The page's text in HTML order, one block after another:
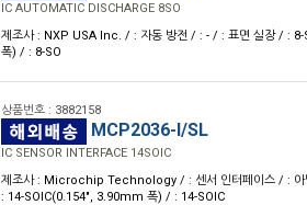
IC AUTOMATIC DISCHARGE 8SO
제조사 : NXP USA Inc. / : 자동 방전 / : - / : 표면 실장 / :
폭) / : 8-SO
상품번호 : 3882158
MCP2036-I/SL
IC SENSOR INTERFACE 14SOIC
제조사 : Microchip Technology / : 센서 인터페이스 / : 아
: 14-SOIC(0.154", 3.90mm 폭) / : 14-SOIC